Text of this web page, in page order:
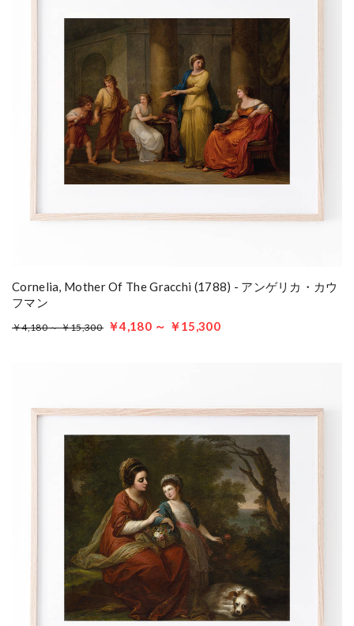
Cornelia, Mother Of The Gracchi (1788) - アンゲリカ・カウ
フマン
￥4,180 ～ ￥15,300 ￥4,180 ～ ￥15,300